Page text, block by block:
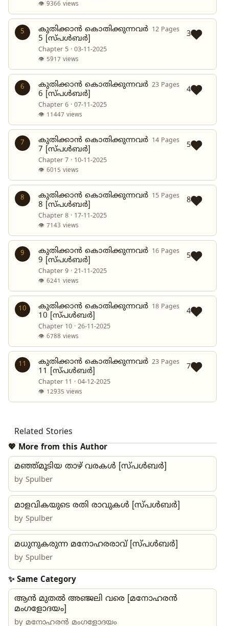
👁 9366 views
5
കുതിക്കാൻ കൊതിക്കുന്നവർ
5 [സ്പൾബർ]
12 Pages
Chapter 5 · 03-11-2025
👁 5917 views
3
6
കുതിക്കാൻ കൊതിക്കുന്നവർ
6 [സ്പൾബർ]
23 Pages
Chapter 6 · 07-11-2025
👁 11447 views
4
7
കുതിക്കാൻ കൊതിക്കുന്നവർ
7 [സ്പൾബർ]
14 Pages
Chapter 7 · 10-11-2025
👁 6015 views
5
8
കുതിക്കാൻ കൊതിക്കുന്നവർ
8 [സ്പൾബർ]
15 Pages
Chapter 8 · 17-11-2025
👁 7143 views
8
9
കുതിക്കാൻ കൊതിക്കുന്നവർ
9 [സ്പൾബർ]
16 Pages
Chapter 9 · 21-11-2025
👁 6241 views
5
10
കുതിക്കാൻ കൊതിക്കുന്നവർ
10 [സ്പൾബർ]
18 Pages
Chapter 10 · 26-11-2025
👁 6788 views
4
11
കുതിക്കാൻ കൊതിക്കുന്നവർ
11 [സ്പൾബർ]
23 Pages
Chapter 11 · 04-12-2025
👁 12935 views
7
Related Stories
💖 More from this Author
മഞ്ഞ്മൂടിയ താഴ് വരകൾ [സ്പൾബർ]
by Spulber
മാളവികയുടെ രതി രാവുകൾ [സ്പൾബർ]
by Spulber
മധുനുകരുന്ന മനോഹരരാവ് [സ്പൾബർ]
by Spulber
✨ Same Category
ആൻ മുതൽ അഞ്ജലി വരെ [മനോഹരൻ
മംഗളോദയം]
by മനോഹരൻ മംഗളോദയം